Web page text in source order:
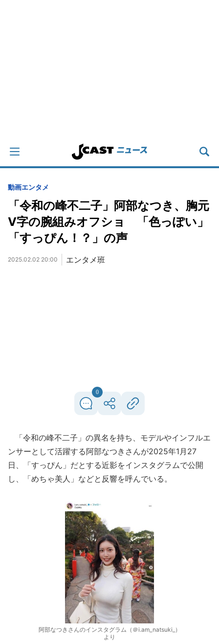
動画エンタメ
「令和の峰不二子」阿部なつき、胸元
V字の腕組みオフショ 「色っぽい」
「すっぴん！？」の声
2025.02.02 20:00 エンタメ班
0
「令和の峰不二子」の異名を持ち、モデルやインフルエ
ンサーとして活躍する阿部なつきさんが2025年1月27
日、「すっぴん」だとする近影をインスタグラムで公開
し、「めちゃ美人」などと反響を呼んでいる。
阿部なつきさんのインスタグラム（＠i.am_natsuki_）
より